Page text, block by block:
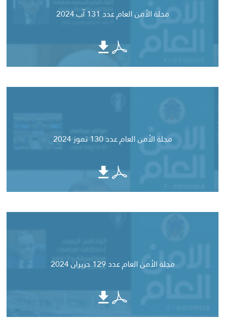
مجلة الأمن العام عدد 131 آب 2024
مجلة الأمن العام عدد 130 تموز 2024
مجلة الأمن العام عدد 129 حزيران 2024